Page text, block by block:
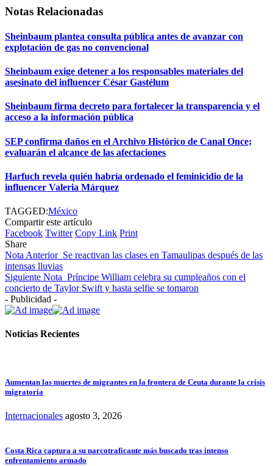
Notas Relacionadas
Sheinbaum plantea consulta pública antes de avanzar con
explotación de gas no convencional
Sheinbaum exige detener a los responsables materiales del
asesinato del influencer César Gastélum
Sheinbaum firma decreto para fortalecer la transparencia y el
acceso a la información pública
SEP confirma daños en el Archivo Histórico de Canal Once;
evaluarán el alcance de las afectaciones
Harfuch revela quién habría ordenado el feminicidio de la
influencer Valeria Márquez
TAGGED:México
Compartir este artículo
Facebook Twitter Copy Link Print
Share
Nota Anterior Se reactivan las clases en Tamaulipas después de las
intensas lluvias
Siguiente Nota Príncipe William celebra su cumpleaños con el
concierto de Taylor Swift y hasta selfie se tomaron
- Publicidad -
Noticias Recientes
Aumentan las muertes de migrantes en la frontera de Ceuta durante la crisis
migratoria
Internacionales agosto 3, 2026
Costa Rica captura a su narcotraficante más buscado tras intenso
enfrentamiento armado